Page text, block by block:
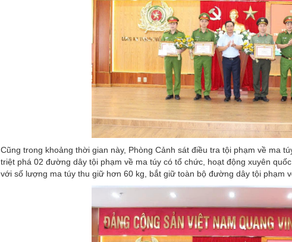
Cũng trong khoảng thời gian này, Phòng Cảnh sát điều tra tội phạm về ma
triệt phá 02 đường dây tội phạm về ma túy có tổ chức, hoạt động xuyên
với số lượng ma túy thu giữ hơn 60 kg, bắt giữ toàn bộ đường dây tội phạm